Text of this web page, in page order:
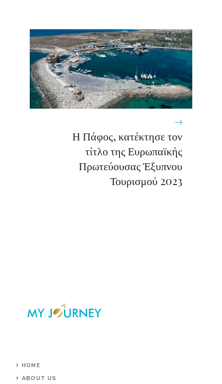
Η Πάφος, κατέκτησε τον
τίτλο της Ευρωπαϊκής
Πρωτεύουσας Έξυπνου
Τουρισμού 2023
HOME
ABOUT US